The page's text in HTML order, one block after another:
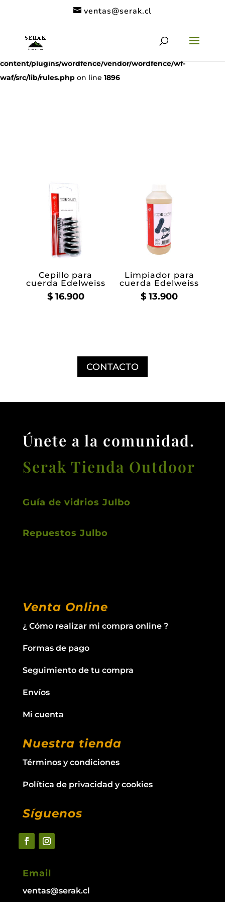
($subject) of type array|string is deprecated in
/home/clients/11c6de9a53a49962a9f838dac1be5068/serak.cl/
content/plugins/wordfence/vendor/wordfence/wf-
waf/src/lib/rules.php on line 1896
ventas@serak.cl
Cepillo para
cuerda Edelweiss
$16.900
Limpiador para
cuerda Edelweiss
$ 13.900
CONTACTO
Únete a la comunidad.
Serak Tienda Outdoor
Guía de vidrios Julbo
Repuestos Julbo
Venta Online
¿ Cómo realizar mi compra online ?
Formas de pago
Seguimiento de tu compra
Envíos
Mi cuenta
Nuestra tienda
Términos y condiciones
Política de privacidad y cookies
Síguenos
Email
ventas@serak.cl